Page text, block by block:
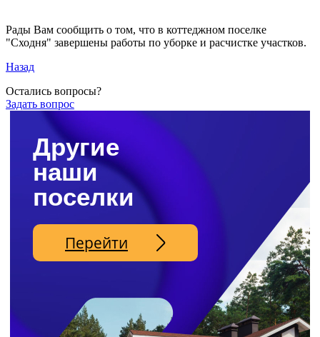
Рады Вам сообщить о том, что в коттеджном поселке
"Сходня" завершены работы по уборке и расчистке участков.
Назад
Остались вопросы?
Задать вопрос
Другие
наши
поселки
Перейти